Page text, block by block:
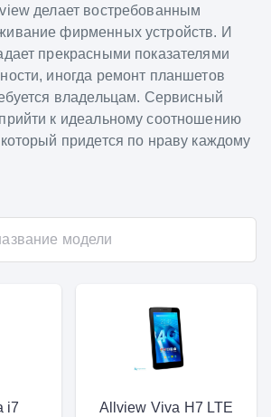
делает востребованным
фирменных устройств. И
прекрасными показателями
иногда ремонт планшетов
владельцам. Сервисный
к идеальному соотношению
придется по нраву каждому
i7 Allview Viva H7 LTE